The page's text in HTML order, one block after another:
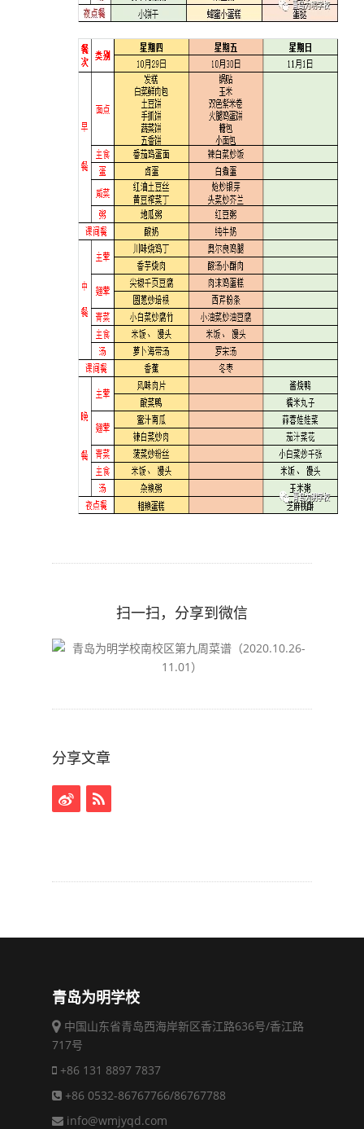
扫一扫，分享到微信
分享文章
青岛为明学校
中国山东省青岛西海岸新区香江路636号/香江路
717号
+86 131 8897 7837
+86 0532-86767766/86767788
info@wmjyqd.com